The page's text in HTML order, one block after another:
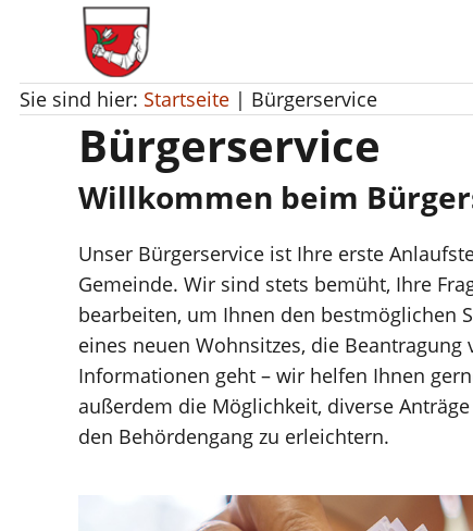
Gemeinde Unterstadion
Sie sind hier: Startseite | Bürgerservice
Bürgerservice
Willkommen beim
Unser Bürgerservice ist Ihre erste
Gemeinde. Wir sind stets bemüht, Ihre
bearbeiten, um Ihnen den bestmöglichen
eines neuen Wohnsitzes, die
Informationen geht – wir helfen Ihnen
außerdem die Möglichkeit, diverse
den Behördengang zu erleichtern.